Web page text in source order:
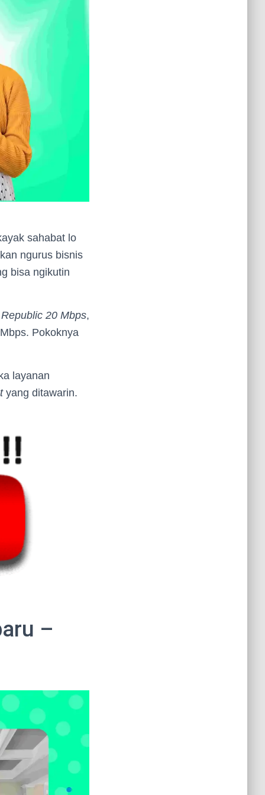
sahabat lo
ngurus bisnis
bisa ngikutin
20 Mbps,
Pokoknya
layanan
yang ditawarin.
–